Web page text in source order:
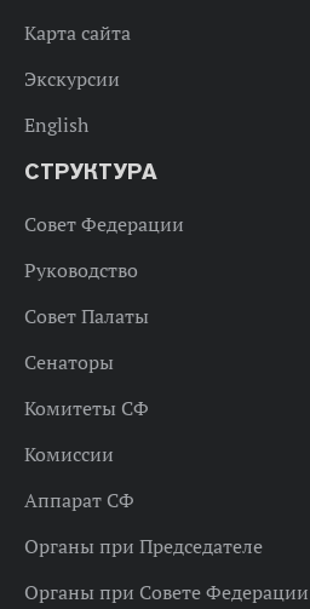
Карта сайта
Экскурсии
English
СТРУКТУРА
Совет Федерации
Руководство
Совет Палаты
Сенаторы
Комитеты СФ
Комиссии
Аппарат СФ
Органы при Председателе
Органы при Совете Федерации